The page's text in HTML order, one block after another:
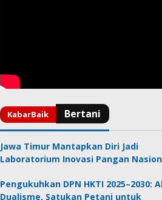
Jawa Timur Mantapkan Diri Jadi
Laboratorium Inovasi Pangan
Pengukuhkan DPN HKTI 2025–2030:
Dualisme, Satukan Petani untuk